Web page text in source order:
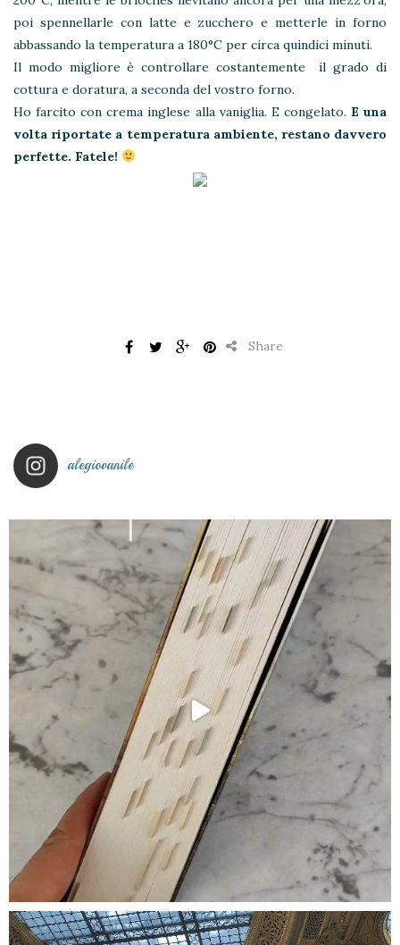
poi spennellarle con latte e zucchero e metterle in forno
abbassando la temperatura a 180°C per circa quindici minuti.
Il modo migliore è controllare costantemente il grado di
cottura e doratura, a seconda del vostro forno.
Ho farcito con crema inglese alla vaniglia. E congelato. E una
volta riportate a temperatura ambiente, restano davvero
perfette. Fatele!
Share
alegiovanile